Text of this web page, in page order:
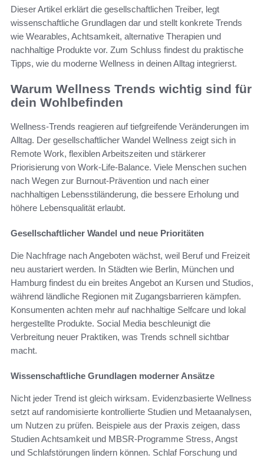
Dieser Artikel erklärt die gesellschaftlichen Treiber, legt
wissenschaftliche Grundlagen dar und stellt konkrete Trends
wie Wearables, Achtsamkeit, alternative Therapien und
nachhaltige Produkte vor. Zum Schluss findest du praktische
Tipps, wie du moderne Wellness in deinen Alltag integrierst.
Warum Wellness Trends wichtig sind für
dein Wohlbefinden
Wellness-Trends reagieren auf tiefgreifende Veränderungen im
Alltag. Der gesellschaftlicher Wandel Wellness zeigt sich in
Remote Work, flexiblen Arbeitszeiten und stärkerer
Priorisierung von Work-Life-Balance. Viele Menschen suchen
nach Wegen zur Burnout-Prävention und nach einer
nachhaltigen Lebensstiländerung, die bessere Erholung und
höhere Lebensqualität erlaubt.
Gesellschaftlicher Wandel und neue Prioritäten
Die Nachfrage nach Angeboten wächst, weil Beruf und Freizeit
neu austariert werden. In Städten wie Berlin, München und
Hamburg findest du ein breites Angebot an Kursen und Studios,
während ländliche Regionen mit Zugangsbarrieren kämpfen.
Konsumenten achten mehr auf nachhaltige Selfcare und lokal
hergestellte Produkte. Social Media beschleunigt die
Verbreitung neuer Praktiken, was Trends schnell sichtbar
macht.
Wissenschaftliche Grundlagen moderner Ansätze
Nicht jeder Trend ist gleich wirksam. Evidenzbasierte Wellness
setzt auf randomisierte kontrollierte Studien und Metaanalysen,
um Nutzen zu prüfen. Beispiele aus der Praxis zeigen, dass
Studien Achtsamkeit und MBSR-Programme Stress, Angst
und Schlafstörungen lindern können. Schlaf Forschung und